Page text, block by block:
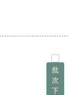
批
次
下